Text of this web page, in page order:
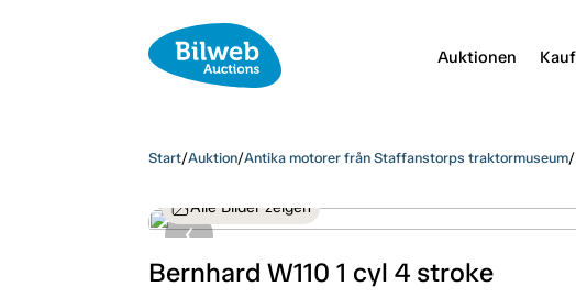
Auktionen
Start/Auktion/Antika motorer från Staffanstorps traktormuseum/
Alle Bilder zeigen
Bernhard W110 1 cyl 4 stroke